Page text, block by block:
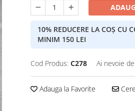
10% REDUCERE LA COȘ CU
MINIM 150 LEI
Cod Produs: C278 Ai nevoie
Adauga la Favorite